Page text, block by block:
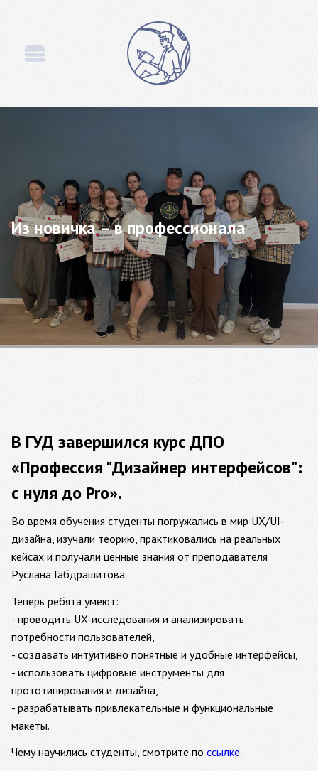
Из новичка – в профессионала
В ГУД завершился курс ДПО
«Профессия "Дизайнер интерфейсов":
с нуля до Pro».
Во время обучения студенты погружались в мир UX/UI-
дизайна, изучали теорию, практиковались на реальных
кейсах и получали ценные знания от преподавателя
Руслана Габдрашитова.
Теперь ребята умеют:
- проводить UX-исследования и анализировать
потребности пользователей,
- создавать интуитивно понятные и удобные интерфейсы,
- использовать цифровые инструменты для
прототипирования и дизайна,
- разрабатывать привлекательные и функциональные
макеты.
Чему научились студенты, смотрите по ссылке.